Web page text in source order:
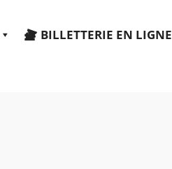
BILLETTERIE EN LIGNE